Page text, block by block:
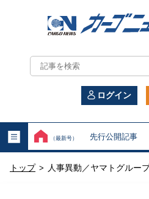
カ
ー
ニ
ュ
ログイン
（最新号） 先行公開記事
トップ > 人事異動／ヤマトグルー